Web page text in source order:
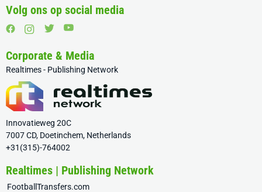
Volg ons op social media
Corporate & Media
Realtimes - Publishing Network
Innovatieweg 20C
7007 CD, Doetinchem, Netherlands
+31(315)-764002
Realtimes | Publishing Network
FootballTransfers.com